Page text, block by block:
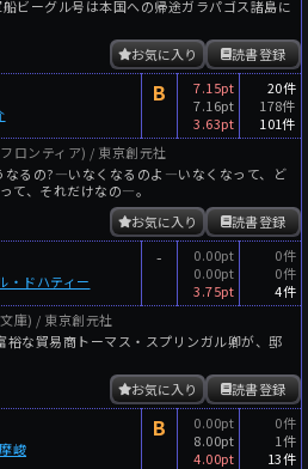
ビーグル号は本国への帰途ガラパゴス諸島に
読書登録
お気に入り
B
7.15pt
7.16pt
3.63pt
20件
178件
101件
ロンティア) / 東京創元社
なるの?―いなくなるのよ―いなくなって、ど
て、それだけなの―。
読書登録
お気に入り
・ドハティー
-
0.00pt
0.00pt
3.75pt
0件
0件
4件
庫) / 東京創元社
裕な貿易商トーマス・スプリンガル卿が、邸
読書登録
お気に入り
峻
B
0.00pt
8.00pt
4.00pt
0件
1件
13件